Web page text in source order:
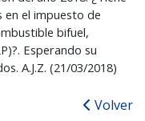
en el impuesto de
bifuel,
Esperando su
A.J.Z. (21/03/2018)
Volver